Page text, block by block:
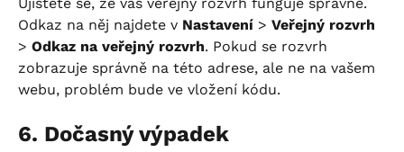
Odkaz na něj najdete v Nastavení > Veřejný rozvrh
> Odkaz na veřejný rozvrh. Pokud se rozvrh
zobrazuje správně na této adrese, ale ne na vašem
webu, problém bude ve vložení kódu.
6. Dočasný výpadek